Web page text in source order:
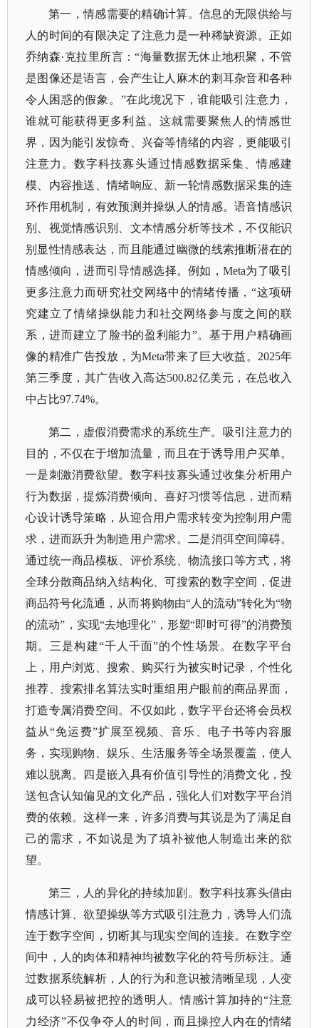
第一，情感需要的精确计算。信息的无限供给与
人的时间的有限决定了注意力是一种稀缺资源。正如
乔纳森·克拉里所言：“海量数据无休止地积聚，不管
是图像还是语言，会产生让人麻木的刺耳杂音和各种
令人困惑的假象。”在此境况下，谁能吸引注意力，
谁就可能获得更多利益。这就需要聚焦人的情感世
界，因为能引发惊奇、兴奋等情绪的内容，更能吸引
注意力。数字科技寡头通过情感数据采集、情感建
模、内容推送、情绪响应、新一轮情感数据采集的连
环作用机制，有效预测并操纵人的情感。语音情感识
别、视觉情感识别、文本情感分析等技术，不仅能识
别显性情感表达，而且能通过幽微的线索推断潜在的
情感倾向，进而引导情感选择。例如，Meta为了吸引
更多注意力而研究社交网络中的情绪传播，“这项研
究建立了情绪操纵能力和社交网络参与度之间的联
系，进而建立了脸书的盈利能力”。基于用户精确画
像的精准广告投放，为Meta带来了巨大收益。2025年
第三季度，其广告收入高达500.82亿美元，在总收入
中占比97.74%。
第二，虚假消费需求的系统生产。吸引注意力的
目的，不仅在于增加流量，而且在于诱导用户买单。
一是刺激消费欲望。数字科技寡头通过收集分析用户
行为数据，提炼消费倾向、喜好习惯等信息，进而精
心设计诱导策略，从迎合用户需求转变为控制用户需
求，进而跃升为制造用户需求。二是消弭空间障碍。
通过统一商品模板、评价系统、物流接口等方式，将
全球分散商品纳入结构化、可搜索的数字空间，促进
商品符号化流通，从而将购物由“人的流动”转化为“物
的流动”，实现“去地理化”，形塑“即时可得”的消费预
期。三是构建“千人千面”的个性场景。在数字平台
上，用户浏览、搜索、购买行为被实时记录，个性化
推荐、搜索排名算法实时重组用户眼前的商品界面，
打造专属消费空间。不仅如此，数字平台还将会员权
益从“免运费”扩展至视频、音乐、电子书等内容服
务，实现购物、娱乐、生活服务等全场景覆盖，使人
难以脱离。四是嵌入具有价值引导性的消费文化，投
送包含认知偏见的文化产品，强化人们对数字平台消
费的依赖。这样一来，许多消费与其说是为了满足自
己的需求，不如说是为了填补被他人制造出来的欲
望。
第三，人的异化的持续加剧。数字科技寡头借由
情感计算、欲望操纵等方式吸引注意力，诱导人们流
连于数字空间，切断其与现实空间的连接。在数字空
间中，人的肉体和精神均被数字化的符号所标注。通
过数据系统解析，人的行为和意识被清晰呈现，人变
成可以轻易被把控的透明人。情感计算加持的“注意
力经济”不仅争夺人的时间，而且操控人内在的情绪